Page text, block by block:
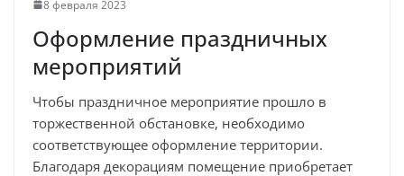
8 февраля 2023
Оформление праздничных
мероприятий
Чтобы праздничное мероприятие прошло в
торжественной обстановке, необходимо
соответствующее оформление территории.
Благодаря декорациям помещение приобретает